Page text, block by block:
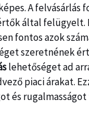
A felvásárlás
által felügyelt.
fontos azok
szeretnének
lehetőséget ad
piaci árakat.
és